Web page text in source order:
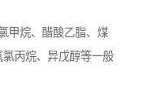
甲烷、醋酸乙脂、煤
丙烷、异戊醇等一般